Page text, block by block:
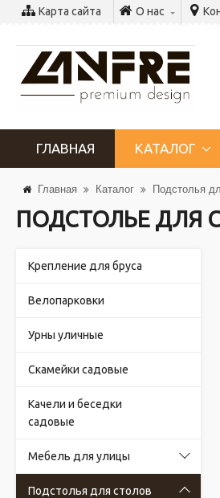
Карта сайта О нас
ГЛАВНАЯ КАТАЛОГ
Главная Каталог Подстолья
ПОДСТОЛЬЕ ДЛЯ
Крепление для бруса
Велопарковки
Урны уличные
Скамейки садовые
Качели и беседки
садовые
Мебель для улицы
Подстолья для столов